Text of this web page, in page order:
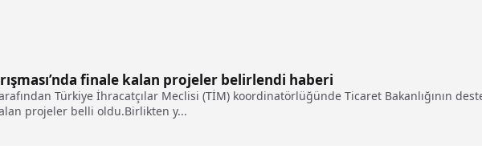
finale kalan projeler belirlendi haberi
Türkiye İhracatçılar Meclisi (TİM) koordinatörlüğünde Ticaret Bakanlığının
projeler belli oldu.Birlikten y...